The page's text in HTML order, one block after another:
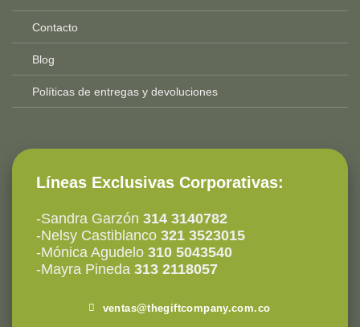
Contacto
Blog
Políticas de entregas y devoluciones
Líneas Exclusivas Corporativas:
-Sandra Garzón 314 3140782
-Nelsy Castiblanco 321 3523015
-Mónica Agudelo 310 5043540
-Mayra Pineda 313 2118057
ventas@thegiftcompany.com.co